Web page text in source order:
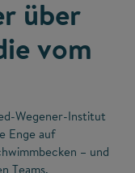
über
vom
Wegener-Institut
Enge auf
– und
Teams.